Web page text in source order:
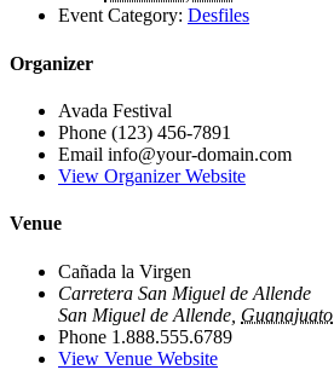
Event Category: Desfiles
Organizer
Avada Festival
Phone (123) 456-7891
Email info@your-domain.com
View Organizer Website
Venue
Cañada la Virgen
Carretera San Miguel de Allende
San Miguel de Allende Guanajuato
Phone 1.888.555.6789
View Venue Website